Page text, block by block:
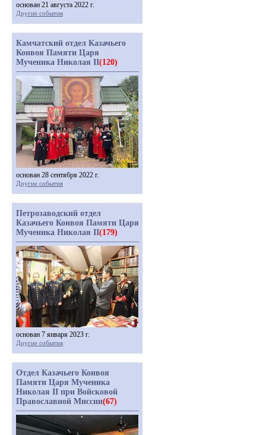
основан 21 августа 2022 г.
Другие события
Камчатский отдел Казачьего
Конвоя Памяти Царя
Мученика Николая II(120)
основан 28 сентября 2022 г.
Другие события
Петрозаводский отдел
Казачьего Конвоя Памяти Царя
Мученика Николая II(179)
основан 7 января 2023 г.
Другие события
Отдел Казачьего Конвоя
Памяти Царя Мученика
Николая II при Войсковой
Православной Миссии(67)